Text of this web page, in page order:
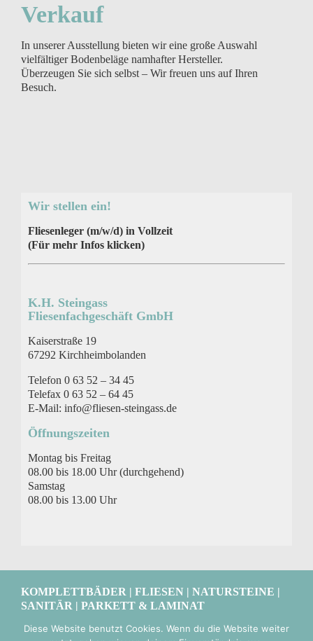
Verkauf
In unserer Ausstellung bieten wir eine große Auswahl
vielfältiger Bodenbeläge namhafter Hersteller.
Überzeugen Sie sich selbst – Wir freuen uns auf Ihren
Besuch.
Wir stellen ein!
Fliesenleger (m/w/d) in Vollzeit
(Für mehr Infos klicken)
K.H. Steingass
Fliesenfachgeschäft GmbH
Kaiserstraße 19
67292 Kirchheimbolanden
Telefon 0 63 52 – 34 45
Telefax 0 63 52 – 64 45
E-Mail: info@fliesen-steingass.de
Öffnungszeiten
Montag bis Freitag
08.00 bis 18.00 Uhr (durchgehend)
Samstag
08.00 bis 13.00 Uhr
KOMPLETTBÄDER | FLIESEN | NATURSTEINE |
SANITÄR | PARKETT & LAMINAT
Diese Website benutzt Cookies. Wenn du die Website weiter